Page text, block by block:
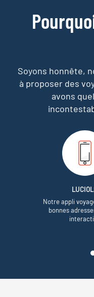
Soyons honnête,
à proposer des
avons
Notre appli
bonnes